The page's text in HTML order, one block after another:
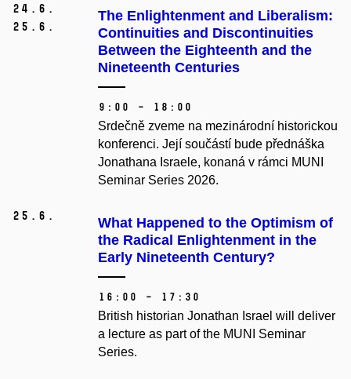
24. 6.
25. 6.
The Enlightenment and Liberalism:
Continuities and Discontinuities
Between the Eighteenth and the
Nineteenth Centuries
9:00 – 18:00
Srdečně zveme na mezinárodní historickou
konferenci. Její součástí bude přednáška
Jonathana Israele, konaná v rámci MUNI
Seminar Series 2026.
25. 6.
What Happened to the Optimism of
the Radical Enlightenment in the
Early Nineteenth Century?
16:00 – 17:30
British historian Jonathan Israel will deliver
a lecture as part of the MUNI Seminar
Series.